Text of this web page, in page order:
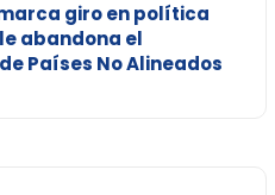
giro en política
abandona el
Países No Alineados